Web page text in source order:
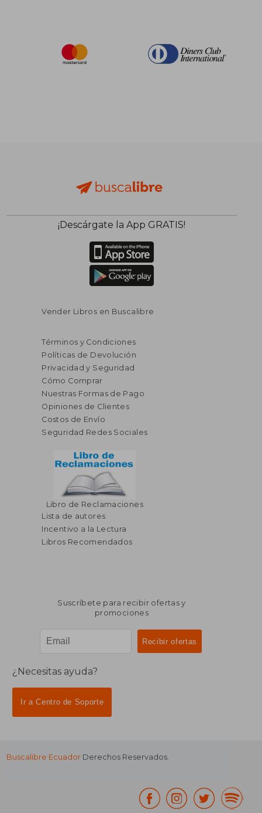
¡Descárgate la App GRATIS!
Vender Libros en Buscalibre
Términos y Condiciones
Políticas de Devolución
Privacidad y Seguridad
Cómo Comprar
Nuestras Formas de Pago
Opiniones de Clientes
Costos de Envío
Seguridad Redes Sociales
Libro de Reclamaciones
Lista de autores
Incentivo a la Lectura
Libros Recomendados
Suscríbete para recibir ofertas y
promociones
¿Necesitas ayuda?
Ir a Centro de Soporte
Buscalibre Ecuador Derechos Reservados.